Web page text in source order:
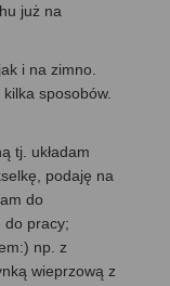
już na
i na zimno.
sposobów.
tj. układam
podaję na
do
do pracy;
np. z
wieprzową z